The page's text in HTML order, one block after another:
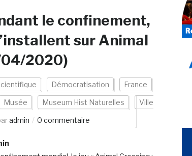
le confinement,
sur Animal
2020)
Démocratisation France
Musée Museum Hist Naturelles Ville
admin 0 commentaire